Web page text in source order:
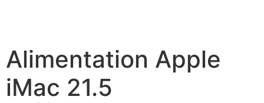
Alimentation Apple
iMac 21.5